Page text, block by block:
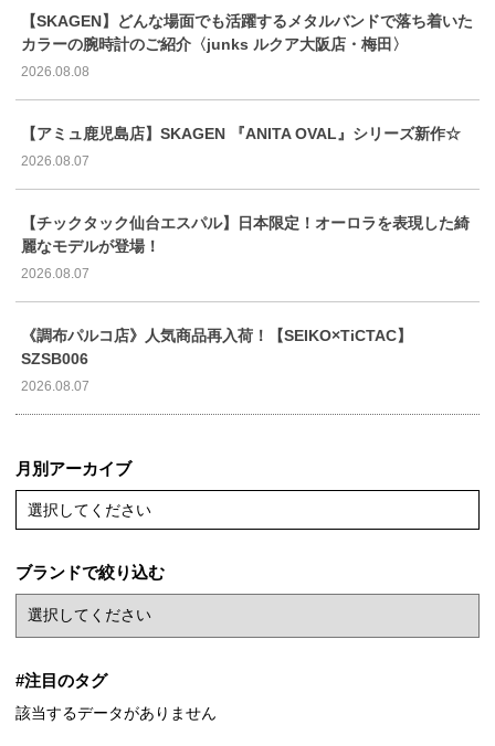
【SKAGEN】どんな場面でも活躍するメタルバンドで落ち着いた
カラーの腕時計のご紹介〈junks ルクア大阪店・梅田〉
2026.08.08
【アミュ鹿児島店】SKAGEN 『ANITA OVAL』シリーズ新作☆
2026.08.07
【チックタック仙台エスパル】日本限定！オーロラを表現した綺
麗なモデルが登場！
2026.08.07
《調布パルコ店》人気商品再入荷！【SEIKO×TiCTAC】
SZSB006
2026.08.07
月別アーカイブ
選択してください
ブランドで絞り込む
#注目のタグ
該当するデータがありません